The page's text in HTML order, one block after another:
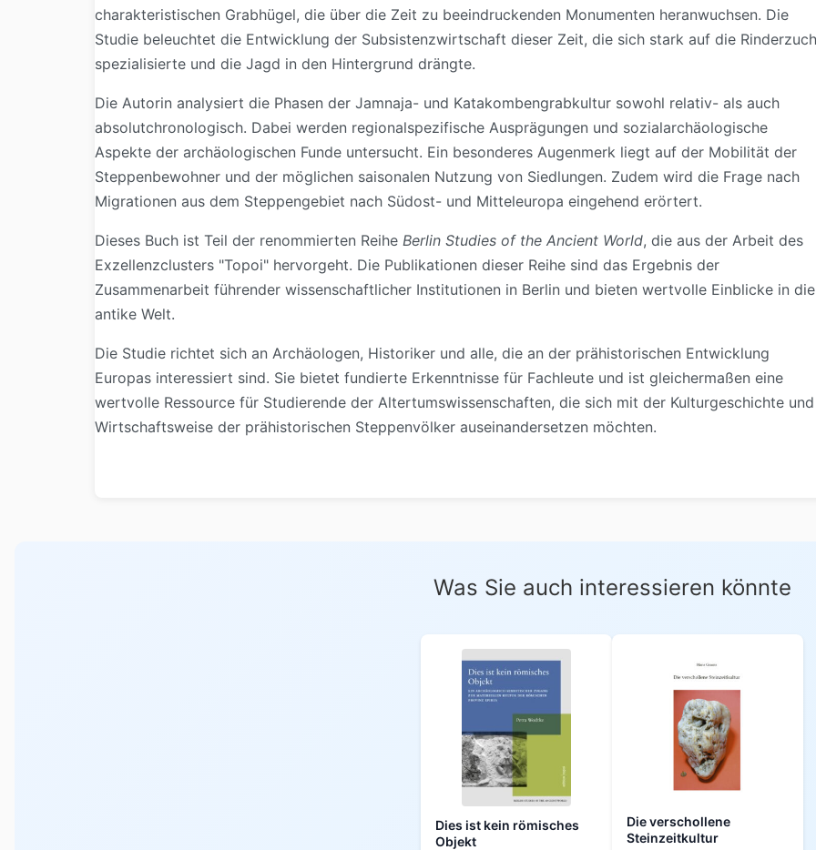
charakteristischen Grabhügel, die über die Zeit zu beeindruckenden Monumenten heranwuchsen. Die
Studie beleuchtet die Entwicklung der Subsistenzwirtschaft dieser Zeit, die sich stark auf die
spezialisierte und die Jagd in den Hintergrund drängte.
Die Autorin analysiert die Phasen der Jamnaja- und Katakombengrabkultur sowohl relativ- als auch
absolutchronologisch. Dabei werden regionalspezifische Ausprägungen und sozialarchäologische
Aspekte der archäologischen Funde untersucht. Ein besonderes Augenmerk liegt auf der Mobilität der
Steppenbewohner und der möglichen saisonalen Nutzung von Siedlungen. Zudem wird die Frage nach
Migrationen aus dem Steppengebiet nach Südost- und Mitteleuropa eingehend erörtert.
Dieses Buch ist Teil der renommierten Reihe Berlin Studies of the Ancient World, die aus der Arbeit des
Exzellenzclusters "Topoi" hervorgeht. Die Publikationen dieser Reihe sind das Ergebnis der
Zusammenarbeit führender wissenschaftlicher Institutionen in Berlin und bieten wertvolle Einblicke in die
antike Welt.
Die Studie richtet sich an Archäologen, Historiker und alle, die an der prähistorischen Entwicklung
Europas interessiert sind. Sie bietet fundierte Erkenntnisse für Fachleute und ist gleichermaßen eine
wertvolle Ressource für Studierende der Altertumswissenschaften, die sich mit der Kulturgeschichte und
Wirtschaftsweise der prähistorischen Steppenvölker auseinandersetzen möchten.
Was Sie auch interessieren könnte
Dies ist kein römisches
Objekt
Die verschollene
Steinzeitkultur